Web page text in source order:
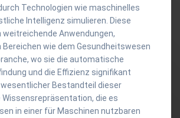
Technologien wie maschinelles
Intelligenz simulieren. Diese
Anwendungen,
Bereichen wie dem Gesundheitswesen
wo sie die automatische
und die Effizienz signifikant
wesentlicher Bestandteil dieser
die es
in einer für Maschinen nutzbaren